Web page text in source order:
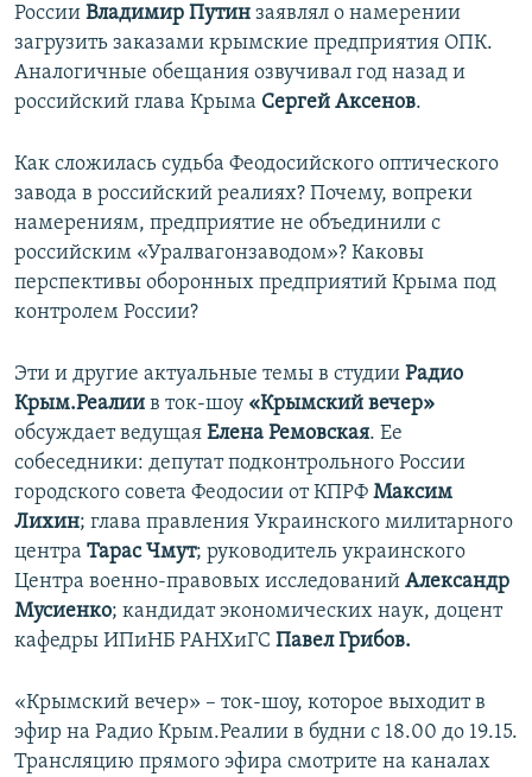
России Владимир Путин заявлял о намерении
загрузить заказами крымские предприятия ОПК.
Аналогичные обещания озвучивал год назад и
российский глава Крыма Сергей Аксенов.
Как сложилась судьба Феодосийского оптического
завода в российский реалиях? Почему, вопреки
намерениям, предприятие не объединили с
российским «Уралвагонзаводом»? Каковы
перспективы оборонных предприятий Крыма под
контролем России?
Эти и другие актуальные темы в студии Радио
Крым.Реалии в ток-шоу «Крымский вечер»
обсуждает ведущая Елена Ремовская. Ее
собеседники: депутат подконтрольного России
городского совета Феодосии от КПРФ Максим
Лихин; глава правления Украинского милитарного
центра Тарас Чмут; руководитель украинского
Центра военно-правовых исследований Александр
Мусиенко; кандидат экономических наук, доцент
кафедры ИПиНБ РАНХиГС Павел Грибов.
«Крымский вечер» – ток-шоу, которое выходит в
эфир на Радио Крым.Реалии в будни с 18.00 до 19.15.
Трансляцию прямого эфира смотрите на каналах